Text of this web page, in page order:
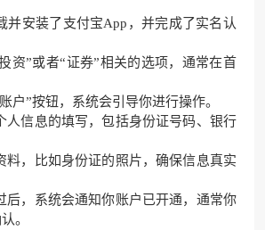
并安装了支付宝App，并完成了实名认
资”或者“证券”相关的选项，通常在首
户”按钮，系统会引导你进行操作。
人信息的填写，包括身份证号码、银行
料，比如身份证的照片，确保信息真实
后，系统会通知你账户已开通，通常你
。